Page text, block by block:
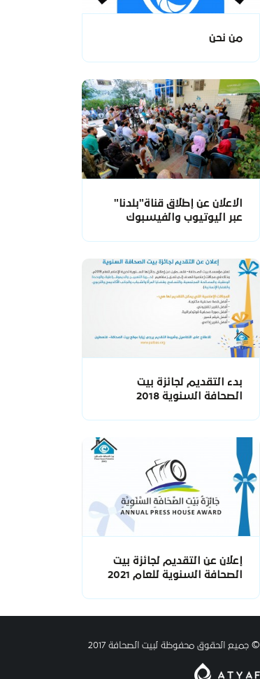
من نحن
الاعلان عن إطلاق قناة"بلدنا"
عبر اليوتيوب والفيسبوك
بدء التقديم لجائزة بيت
الصحافة السنوية 2018
إعلان عن التقديم لجائزة بيت
الصحافة السنوية للعام 2021
© جميع الحقوق محفوظة لبيت الصحافة 2017